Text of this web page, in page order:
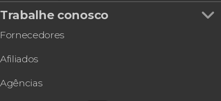
Trabalhe conosco
Fornecedores
Afiliados
Agências